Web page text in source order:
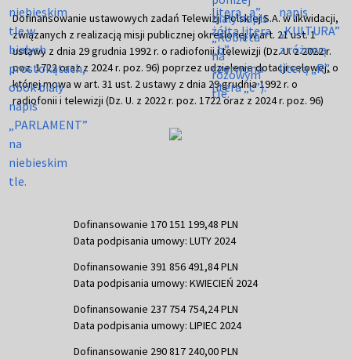
Dofinansowanie ustawowych zadań Telewizji Polskiej S.A. w likwidacji,
związanych z realizacją misji publicznej określonej w art. 21 ust. 1
ustawy z dnia 29 grudnia 1992 r. o radiofonii i telewizji (Dz. U. z 2022 r.
poz. 1722 oraz z 2024 r. poz. 96) poprzez udzielenie dotacji celowej, o
której mowa w art. 31 ust. 2 ustawy z dnia 29 grudnia 1992 r. o
radiofonii i telewizji (Dz. U. z 2022 r. poz. 1722 oraz z 2024 r. poz. 96)
Dofinansowanie 170 151 199,48 PLN
Data podpisania umowy: LUTY 2024
Dofinansowanie 391 856 491,84 PLN
Data podpisania umowy: KWIECIEŃ 2024
Dofinansowanie 237 754 754,24 PLN
Data podpisania umowy: LIPIEC 2024
Dofinansowanie 290 817 240,00 PLN